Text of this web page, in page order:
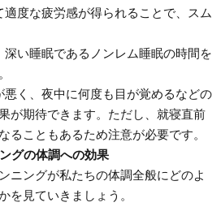
適度な疲労感が得られることで、スム
い睡眠であるノンレム睡眠の時間を
く、夜中に何度も目が覚めるなどの
が期待できます。ただし、就寝直前
ることもあるため注意が必要です。
グの体調への効果
ニングが私たちの体調全般にどのよ
を見ていきましょう。